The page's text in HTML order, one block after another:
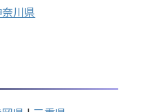
川県